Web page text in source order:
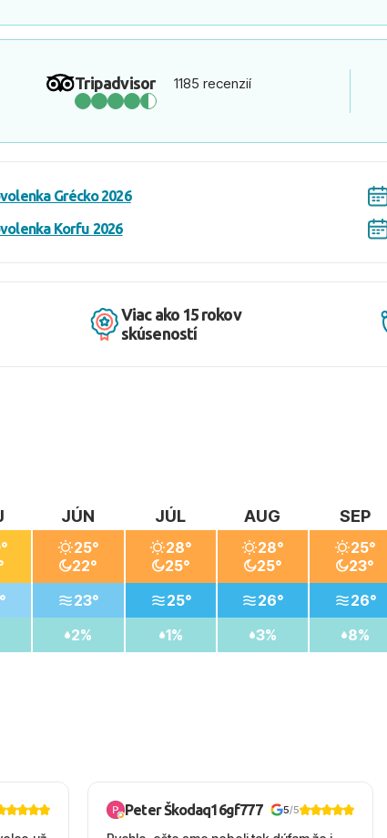
Tripadvisor 1185 recenzií
Grécko 2026
Korfu 2026
Viac ako 15 rokov
skúseností
JÚN
25°
22°
23°
2%
JÚL
28°
25°
25°
1%
AUG
28°
25°
26°
3%
SEP
25°
23°
26°
8%
Peter Škodaq16gf777 5/5